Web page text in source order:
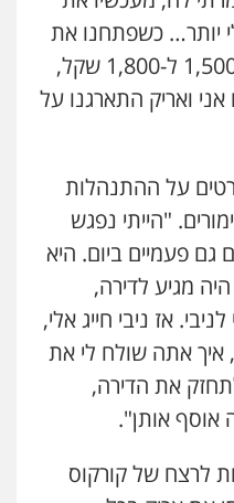
יותר… כשפתחנו את
הדירה נתתי לה כל יום בין 1,500 ל-1,800 שקל,
ואריק התארגנו על
על ההתנהלות
"הייתי נפגש
גם פעמיים ביום. היא
מגיע לדירה,
אז ניבי חייג אלי,
איך אתה שולח לי את
את הדירה,
אוסף אותן".
לרצח של קורקוס